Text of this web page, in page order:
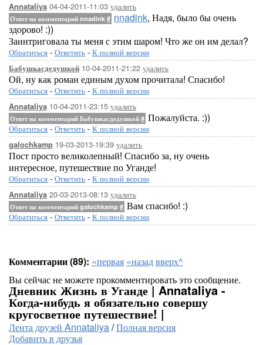
Annataliya 04-04-2011-11:03 удалить
Ответ на комментарий nnadink # nnadink, Надя, было бы очень
здорово! :))
Заинтриговала ты меня с этим шаром! Что же он им делал?
Обратиться - Ответить - К полной версии
Бабушкасдедушкой 10-04-2011-21:22 удалить
Ой, ну как роман единым духом прочитала! Спасибо!
Обратиться - Ответить - К полной версии
Annataliya 10-04-2011-23:15 удалить
Ответ на комментарий Бабушкасдедушкой # Пожалуйста. :))
Обратиться - Ответить - К полной версии
galochkamp 19-03-2013-19:39 удалить
Пост просто великолепный! Спасибо за, ну очень
интересное, путешествие по Уганде!
Обратиться - Ответить - К полной версии
Annataliya 20-03-2013-08:13 удалить
Ответ на комментарий galochkamp # Вам спасибо! :)
Обратиться - Ответить - К полной версии
Комментарии (89): «первая «назадвверх^
Вы сейчас не можете прокомментировать это сообщение.
Дневник Жизнь в Уганде | Annataliya -
Когда-нибудь я обязательно совершу
кругосветное путешествие! |
Лента друзей Annataliya/Полная версия
Добавить в друзья